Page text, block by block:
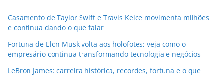
Casamento de Taylor Swift e Travis Kelce movimenta milhões
e continua dando o que falar
Fortuna de Elon Musk volta aos holofotes; veja como o
empresário continua transformando tecnologia e negócios
LeBron James: carreira histórica, recordes, fortuna e o que